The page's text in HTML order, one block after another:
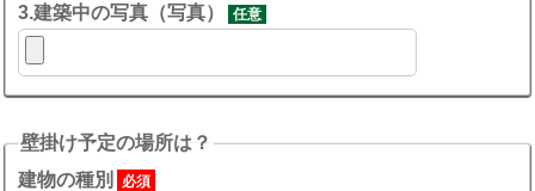
3.建築中の写真（写真） 任意
壁掛け予定の場所は？
建物の種別
必須